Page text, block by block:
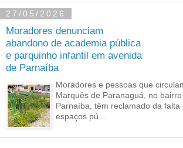
27/05/2026
Moradores denunciam
abandono de academia pública
e parquinho infantil em avenida
de Parnaíba
Moradores e pessoas que
Marquês de Paranaguá, no bairro
Parnaíba, têm reclamado da falta
espaços pú...